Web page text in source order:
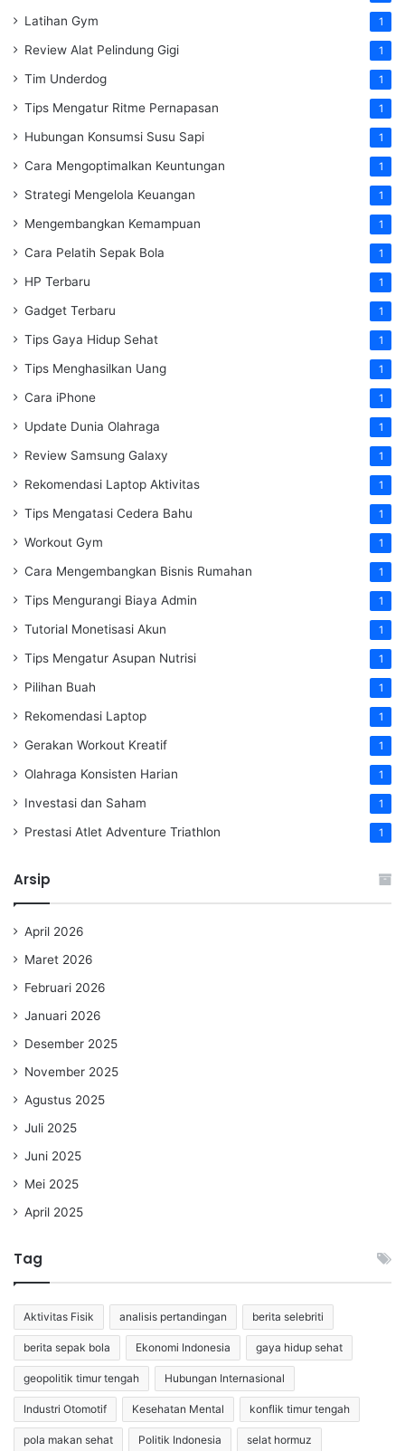
Latihan Gym 1
Review Alat Pelindung Gigi 1
Tim Underdog 1
Tips Mengatur Ritme Pernapasan 1
Hubungan Konsumsi Susu Sapi 1
Cara Mengoptimalkan Keuntungan 1
Strategi Mengelola Keuangan 1
Mengembangkan Kemampuan 1
Cara Pelatih Sepak Bola 1
HP Terbaru 1
Gadget Terbaru 1
Tips Gaya Hidup Sehat 1
Tips Menghasilkan Uang 1
Cara iPhone 1
Update Dunia Olahraga 1
Review Samsung Galaxy 1
Rekomendasi Laptop Aktivitas 1
Tips Mengatasi Cedera Bahu 1
Workout Gym 1
Cara Mengembangkan Bisnis Rumahan 1
Tips Mengurangi Biaya Admin 1
Tutorial Monetisasi Akun 1
Tips Mengatur Asupan Nutrisi 1
Pilihan Buah 1
Rekomendasi Laptop 1
Gerakan Workout Kreatif 1
Olahraga Konsisten Harian 1
Investasi dan Saham 1
Prestasi Atlet Adventure Triathlon 1
Arsip
April 2026
Maret 2026
Februari 2026
Januari 2026
Desember 2025
November 2025
Agustus 2025
Juli 2025
Juni 2025
Mei 2025
April 2025
Tag
Aktivitas Fisik analisis pertandingan berita selebriti
berita sepak bola Ekonomi Indonesia gaya hidup sehat
geopolitik timur tengah Hubungan Internasional
Industri Otomotif Kesehatan Mental konflik timur tengah
pola makan sehat Politik Indonesia selat hormuz